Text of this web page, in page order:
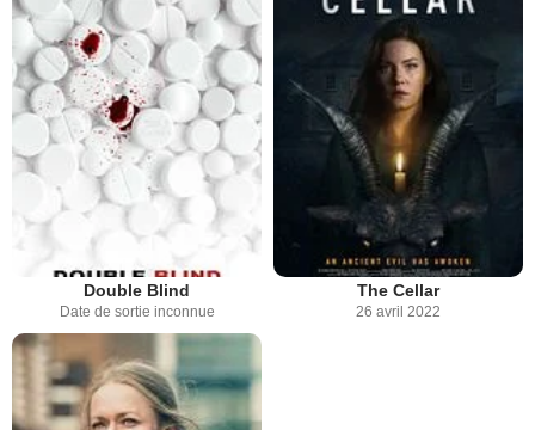
Double Blind
Date de sortie inconnue
The Cellar
26 avril 2022